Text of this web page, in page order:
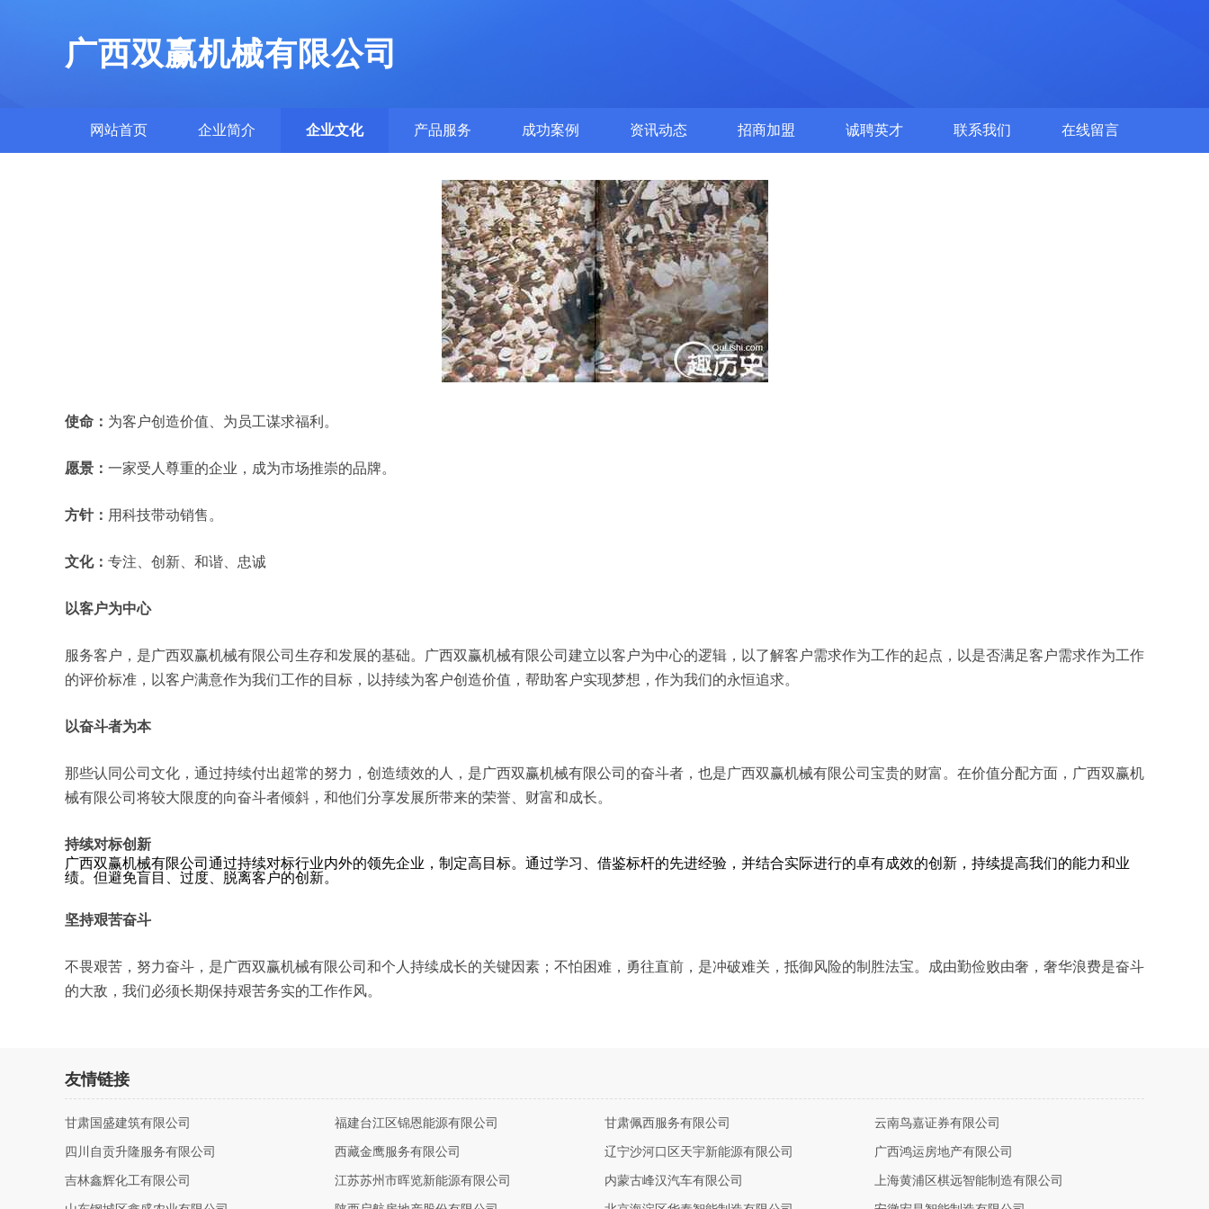
广西双赢机械有限公司
网站首页 企业简介 企业文化 产品服务 成功案例 资讯动态 招商加盟 诚聘英才 联系我们 在线留言
使命： 为客户创造价值、为员工谋求福利。
愿景： 一家受人尊重的企业，成为市场推崇的品牌。
方针： 用科技带动销售。
文化： 专注、创新、和谐、忠诚
以客户为中心
服务客户，是广西双赢机械有限公司生存和发展的基础。广西双赢机械有限公司建立以客户为中心的逻辑，以了解客户需求作为工作的起点，以是否满足客户需求作为工作
的评价标准，以客户满意作为我们工作的目标，以持续为客户创造价值，帮助客户实现梦想，作为我们的永恒追求。
以奋斗者为本
那些认同公司文化，通过持续付出超常的努力，创造绩效的人，是广西双赢机械有限公司的奋斗者，也是广西双赢机械有限公司宝贵的财富。在价值分配方面，广西双赢机
械有限公司将较大限度的向奋斗者倾斜，和他们分享发展所带来的荣誉、财富和成长。
持续对标创新
广西双赢机械有限公司通过持续对标行业内外的领先企业，制定高目标。通过学习、借鉴标杆的先进经验，并结合实际进行的卓有成效的创新，持续提高我们的能力和业
绩。但避免盲目、过度、脱离客户的创新。
坚持艰苦奋斗
不畏艰苦，努力奋斗，是广西双赢机械有限公司和个人持续成长的关键因素；不怕困难，勇往直前，是冲破难关，抵御风险的制胜法宝。成由勤俭败由奢，奢华浪费是奋斗
的大敌，我们必须长期保持艰苦务实的工作作风。
友情链接
甘肃国盛建筑有限公司 福建台江区锦恩能源有限公司 甘肃佩西服务有限公司 云南鸟嘉证券有限公司
四川自贡升隆服务有限公司 西藏金鹰服务有限公司 辽宁沙河口区天宇新能源有限公司 广西鸿运房地产有限公司
吉林鑫辉化工有限公司 江苏苏州市晖览新能源有限公司 内蒙古峰汉汽车有限公司 上海黄浦区棋远智能制造有限公司